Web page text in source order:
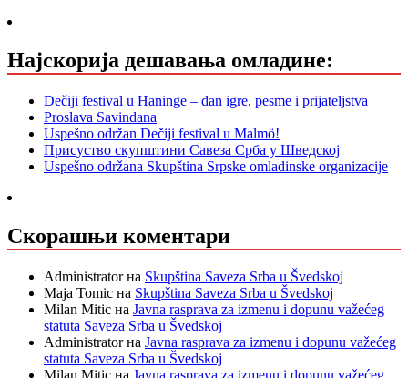
Најскорија дешавања омладине:
Dečiji festival u Haninge – dan igre, pesme i prijateljstva
Proslava Savindana
Uspešno održan Dečiji festival u Malmö!
Присуство скупштини Савеза Срба у Шведској
Uspešno održana Skupština Srpske omladinske organizacije
Скорашњи коментари
Administratorна Skupština Saveza Srba u Švedskoj
Maja Tomic на Skupština Saveza Srba u Švedskoj
Milan Mitic на Javna rasprava za izmenu i dopunu važećeg
statuta Saveza Srba u Švedskoj
Administratorна Javna rasprava za izmenu i dopunu važećeg
statuta Saveza Srba u Švedskoj
Milan Mitic на Javna rasprava za izmenu i dopunu važećeg